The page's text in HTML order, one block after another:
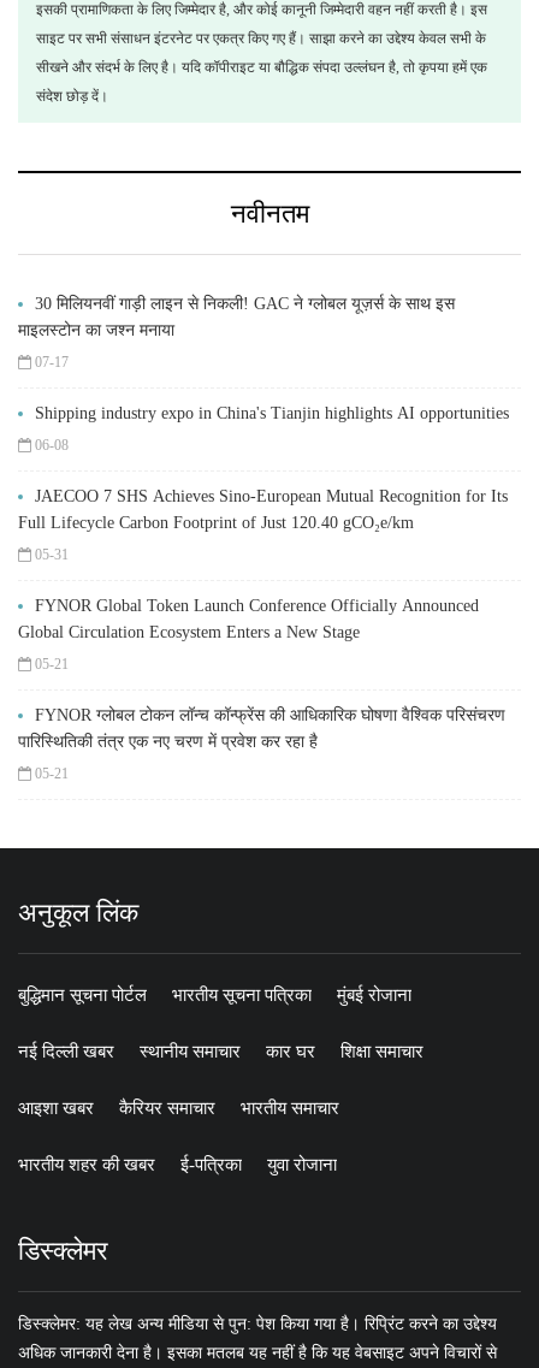
इसकी प्रामाणिकता के लिए जिम्मेदार है, और कोई कानूनी जिम्मेदारी वहन नहीं करती है। इस
साइट पर सभी संसाधन इंटरनेट पर एकत्र किए गए हैं। साझा करने का उद्देश्य केवल सभी के
सीखने और संदर्भ के लिए है। यदि कॉपीराइट या बौद्धिक संपदा उल्लंघन है, तो कृपया हमें एक
संदेश छोड़ दें।
नवीनतम
30 मिलियनवीं गाड़ी लाइन से निकली! GAC ने ग्लोबल यूज़र्स के साथ इस
माइलस्टोन का जश्न मनाया
07-17
Shipping industry expo in China's Tianjin highlights AI opportunities
06-08
JAECOO 7 SHS Achieves Sino-European Mutual Recognition for Its
Full Lifecycle Carbon Footprint of Just 120.40 gCO₂e/km
05-31
FYNOR Global Token Launch Conference Officially Announced
Global Circulation Ecosystem Enters a New Stage
05-21
FYNOR ग्लोबल टोकन लॉन्च कॉन्फ्रेंस की आधिकारिक घोषणा वैश्विक परिसंचरण
पारिस्थितिकी तंत्र एक नए चरण में प्रवेश कर रहा है
05-21
अनुकूल लिंक
बुद्धिमान सूचना पोर्टल भारतीय सूचना पत्रिका मुंबई रोजाना
नई दिल्ली खबर स्थानीय समाचार कार घर शिक्षा समाचार
आइशा खबर कैरियर समाचार भारतीय समाचार
भारतीय शहर की खबर ई-पत्रिका युवा रोजाना
डिस्क्लेमर
डिस्क्लेमर: यह लेख अन्य मीडिया से पुन: पेश किया गया है। रिप्रिंट करने का उद्देश्य
अधिक जानकारी देना है। इसका मतलब यह नहीं है कि यह वेबसाइट अपने विचारों से